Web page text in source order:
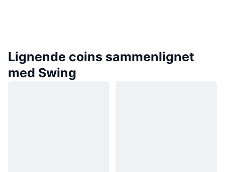
Lignende coins sammenlignet
med Swing